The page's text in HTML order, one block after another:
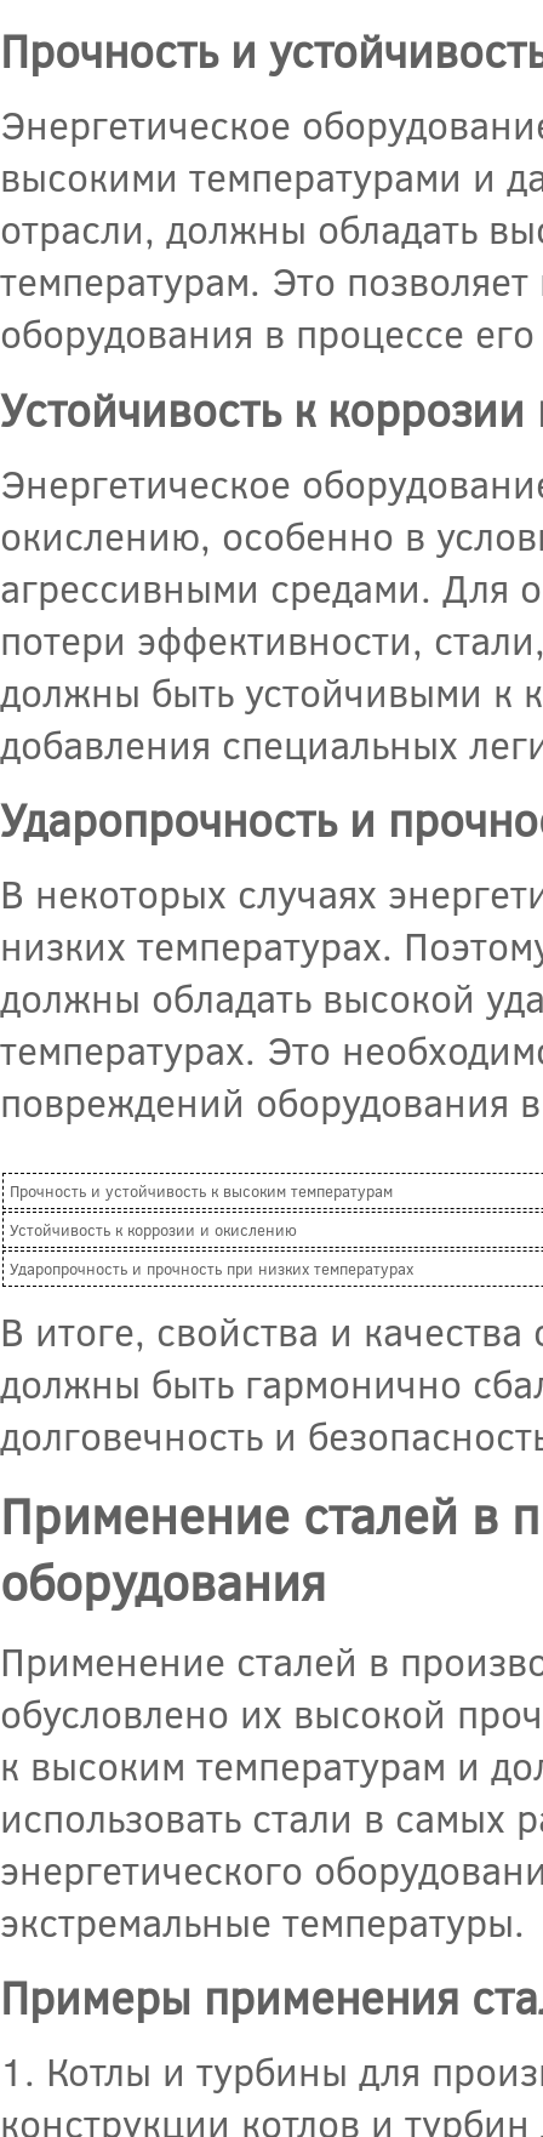
Прочность и
Энергетическое
высокими температурами и
отрасли, должны обладать
температурам. Это
оборудования в процессе
Устойчивость к
Энергетическое
окислению, особенно в
агрессивными средами. Для
потери эффективности,
должны быть устойчивыми к
добавления специальных
Ударопрочность и
В некоторых случаях
низких температурах.
должны обладать высокой
температурах. Это
повреждений оборудования
Прочность и устойчивость к высоким температурам
Устойчивость к коррозии и окислению
Ударопрочность и прочность при низких температурах
В итоге, свойства и
должны быть гармонично
долговечность и
Применение сталей в
оборудования
Применение сталей в
обусловлено их высокой
к высоким температурам и
использовать стали в самых
энергетического
экстремальные температуры.
Примеры применения
1. Котлы и турбины для
конструкции котлов и